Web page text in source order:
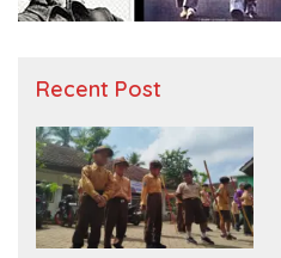
Recent Post